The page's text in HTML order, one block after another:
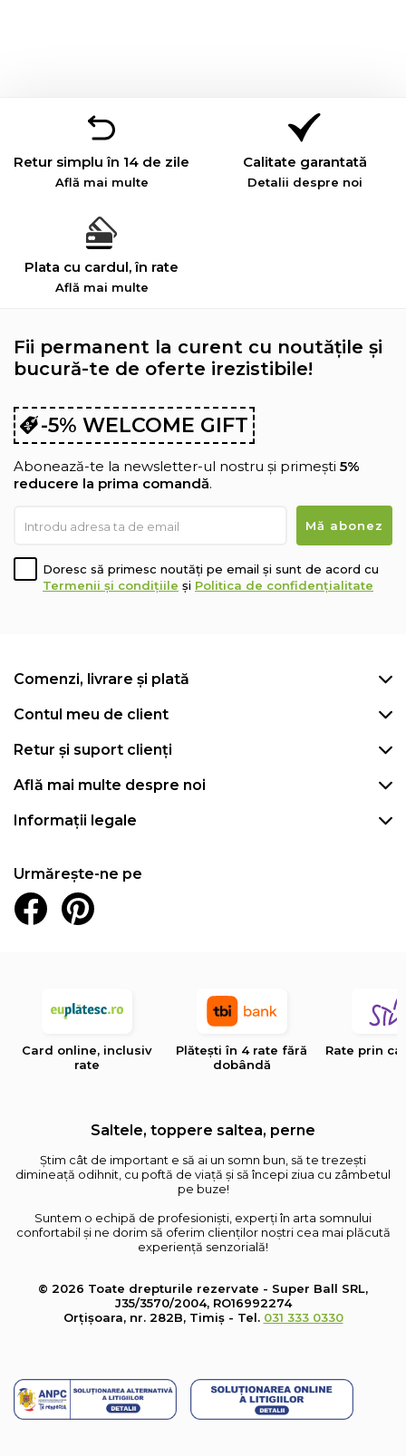
Retur simplu în 14 de zile
Află mai multe
Calitate garantată
Detalii despre noi
Plata cu cardul, în rate
Află mai multe
Fii permanent la curent cu noutățile și
bucură-te de oferte irezistibile!
-5% WELCOME GIFT
Abonează-te la newsletter-ul nostru și primești 5%
reducere la prima comandă.
Doresc să primesc noutăți pe email și sunt de acord cu
Termenii și condițiile și Politica de confidențialitate
Comenzi, livrare și plată
Contul meu de client
Retur și suport clienți
Află mai multe despre noi
Informații legale
Urmărește-ne pe
Card online, inclusiv
rate
Plătești în 4 rate fără
dobândă
Rate prin
Saltele, toppere saltea, perne
Știm cât de important e să ai un somn bun, să te trezești
dimineață odihnit, cu poftă de viață și să începi ziua cu zâmbetul
pe buze!
Suntem o echipă de profesioniști, experți în arta somnului
confortabil și ne dorim să oferim clienților noștri cea mai plăcută
experiență senzorială!
© 2026 Toate drepturile rezervate - Super Ball SRL,
J35/3570/2004, RO16992274
Orțișoara, nr. 282B, Timiș - Tel. 031 333 0330